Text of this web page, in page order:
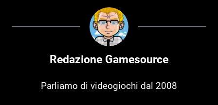
Redazione Gamesource
Parliamo di videogiochi dal 2008